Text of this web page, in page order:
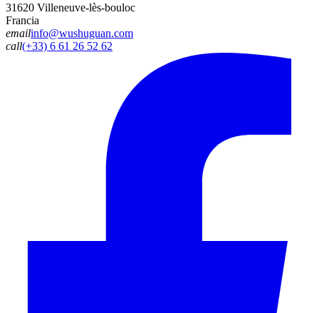
31620 Villeneuve-lès-bouloc
Francia
emailinfo@wushuguan.com
call(+33) 6 61 26 52 62